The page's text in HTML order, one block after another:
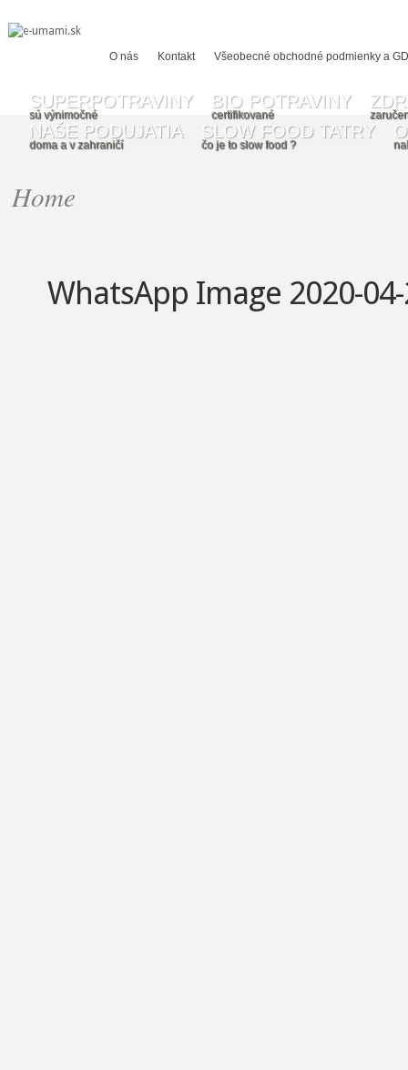
O nás Kontakt Všeobecné obchodné podmienky a
SUPERPOTRAVINY
sú výnimočné
BIO POTRAVINY
certifikované
NAŠE PODUJATIA
doma a v zahraničí
SLOW FOOD TATRY
čo je to slow food ?
Home
WhatsApp Image 2020-